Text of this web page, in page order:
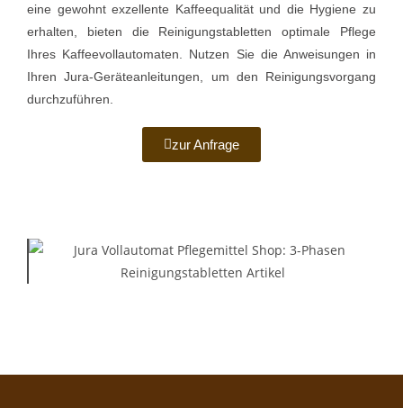
eine gewohnt exzellente Kaffeequalität und die Hygiene zu
erhalten, bieten die Reinigungstabletten optimale Pflege
Ihres Kaffeevollautomaten. Nutzen Sie die Anweisungen in
Ihren Jura-Geräteanleitungen, um den Reinigungsvorgang
durchzuführen.
zur Anfrage